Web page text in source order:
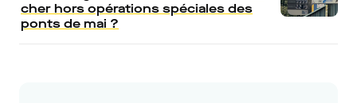
cher hors opérations spéciales des
ponts de mai ?